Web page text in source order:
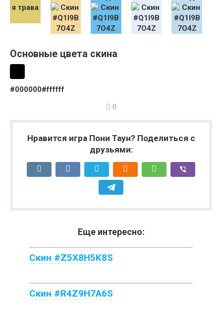
я трава
Основные цвета скина
#000000#ffffff
0
Нравится игра Пони Таун? Поделиться с
друзьями:
Еще интересно:
Скин #Z5X8H5K8S
Скин #R4Z9H7A6S